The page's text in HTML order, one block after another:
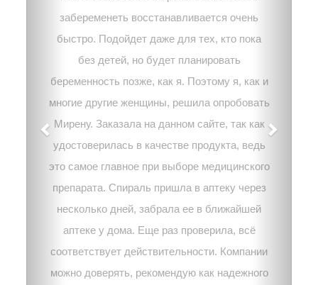
забеременеть восстанавливается очень
быстро. Подойдет даже для тех, кто пока
без детей, но будет планировать
беременность позже, как я. Поэтому я, как и
многие другие женщины, решила опробовать
Мирену. Заказала на данном сайте, так как
удостоверилась в качестве продукта, ведь
это самое главное при выборе медицинского
препарата. Спираль пришла в аптеку через
несколько дней, забрала ее в ближайшей
аптеке у дома. Еще раз проверила, всё
соответствует действительности. Компании
можно доверять, рекомендую как надежного